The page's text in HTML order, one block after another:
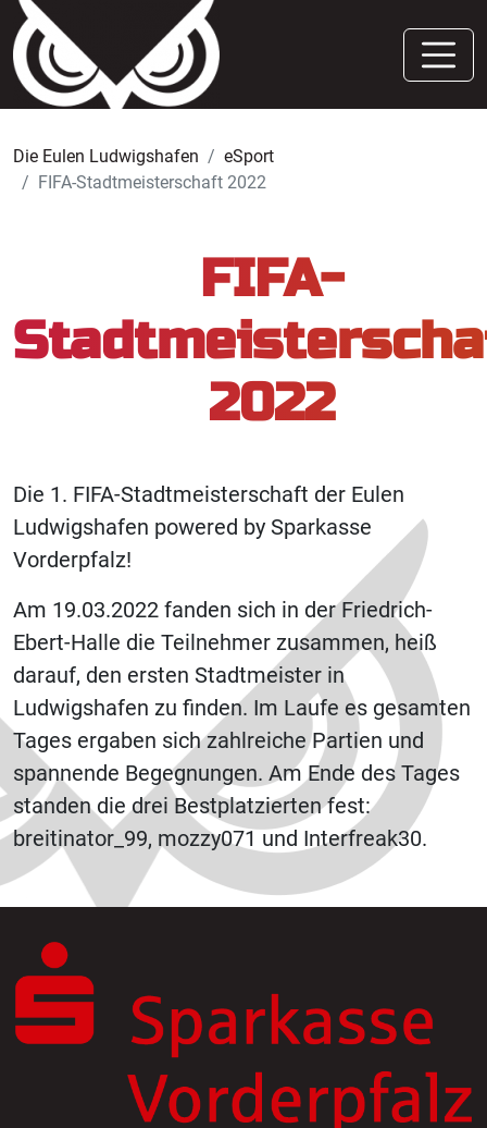
Die Eulen Ludwigshafen
eSport
FIFA-Stadtmeisterschaft 2022
FIFA-
2022
Die 1. FIFA-Stadtmeisterschaft der Eulen
Ludwigshafen powered by Sparkasse
Vorderpfalz!
Am 19.03.2022 fanden sich in der Friedrich-
Ebert-Halle die Teilnehmer zusammen, heiß
darauf, den ersten Stadtmeister in
Ludwigshafen zu finden. Im Laufe es gesamten
Tages ergaben sich zahlreiche Partien und
spannende Begegnungen. Am Ende des Tages
standen die drei Bestplatzierten fest:
breitinator_99, mozzy071 und Interfreak30.